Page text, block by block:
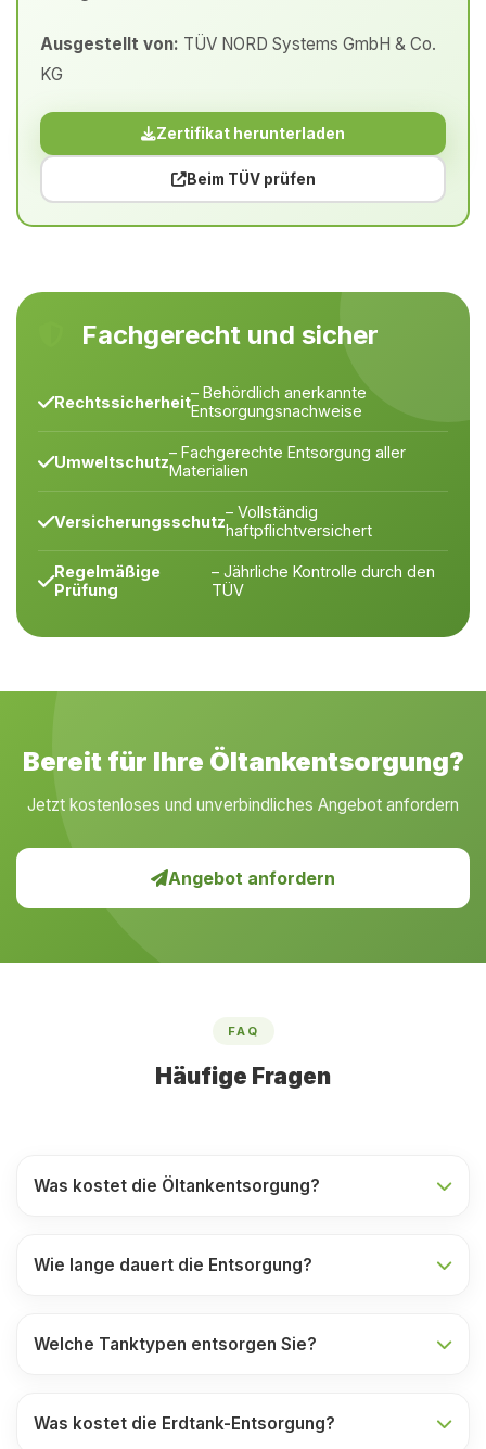
Ausgestellt von: TÜV NORD Systems GmbH & Co.
KG
Zertifikat herunterladen
Beim TÜV prüfen
Fachgerecht und sicher
Rechtssicherheit– Behördlich anerkannte
Entsorgungsnachweise
Umweltschutz– Fachgerechte Entsorgung aller
Materialien
Versicherungsschutz– Vollständig
haftpflichtversichert
Regelmäßige
Prüfung
– Jährliche Kontrolle durch den
TÜV
Bereit für Ihre Öltankentsorgung?
Jetzt kostenloses und unverbindliches Angebot anfordern
Angebot anfordern
FAQ
Häufige Fragen
Was kostet die Öltankentsorgung?
Wie lange dauert die Entsorgung?
Welche Tanktypen entsorgen Sie?
Was kostet die Erdtank-Entsorgung?